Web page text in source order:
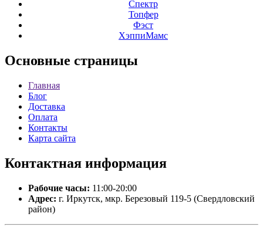
Спектр
Топфер
Фэст
ХэппиМамс
Основные страницы
Главная
Блог
Доставка
Оплата
Контакты
Карта сайта
Контактная информация
Рабочие часы: 11:00-20:00
Адрес: г. Иркутск, мкр. Березовый 119-5 (Свердловский
район)